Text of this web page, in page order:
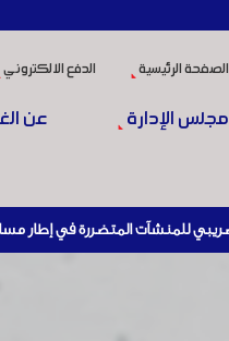
الصفحة الرئيسية الدفع الالكتروني
مجلس الإدارة عن